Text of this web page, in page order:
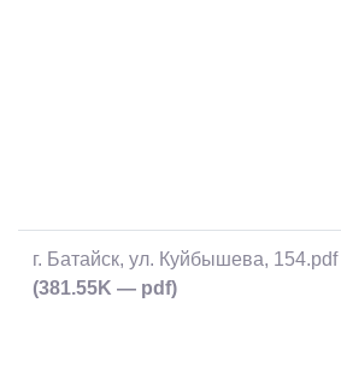
г. Батайск, ул. Куйбышева, 154.pdf
(381.55K — pdf)